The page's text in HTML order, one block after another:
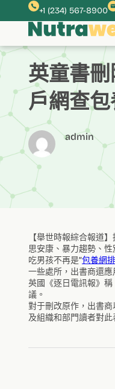
至
要
內
容
+1 (234) 567-8900
英童書
戶網查
admin
【舉世時報綜合報道
思安康、暴力趨勢、
吃男孩不再是“包養網
一些處所，出書商還應
英國《逐日電訊報》稱
議。
對于刪改原作，出書
及組織和部門讀者對